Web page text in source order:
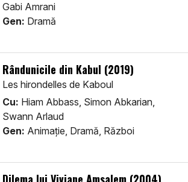
Gabi Amrani
Gen: Dramă
Rândunicile din Kabul (2019)
Les hirondelles de Kaboul
Cu: Hiam Abbass, Simon Abkarian,
Swann Arlaud
Gen: Animaţie, Dramă, Război